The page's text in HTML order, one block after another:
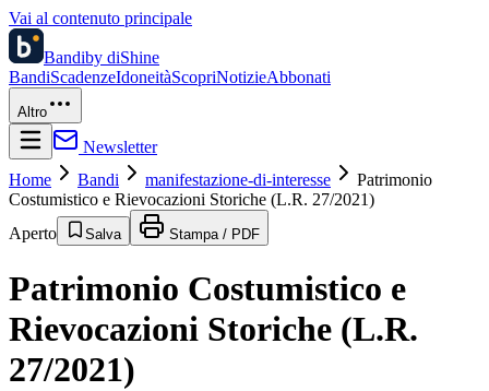
Vai al contenuto principale
Bandiby diShine
BandiScadenzeIdoneitàScopriNotizieAbbonati
Altro
Newsletter
Home
Bandi manifestazione-di-interesse
Patrimonio
Costumistico e Rievocazioni Storiche (L.R. 27/2021)
Aperto
Salva Stampa / PDF
Patrimonio Costumistico e
Rievocazioni Storiche (L.R.
27/2021)